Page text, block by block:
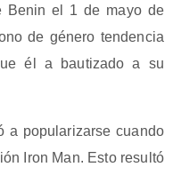
Benin el 1 de mayo de
de género tendencia
él a bautizado a su
a popularizarse cuando
Iron Man. Esto resultó